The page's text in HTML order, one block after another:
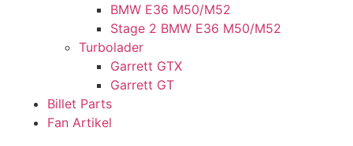
BMW E36 M50/M52
Stage 2 BMW E36 M50/M52
Turbolader
Garrett GTX
Garrett GT
Billet Parts
Fan Artikel